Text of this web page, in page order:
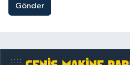
Gönder